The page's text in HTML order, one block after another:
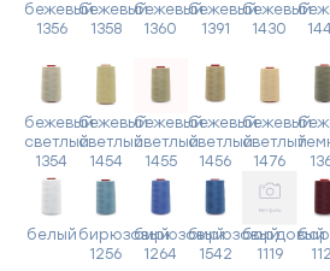
бежевый
1356
бежевый
1358
бежевый
1360
бежевый
1391
бежевый
1430
бежевый
светлый
1354
бежевый
светлый
1454
бежевый
светлый
1455
бежевый
светлый
1456
бежевый
светлый
1476
белый бирюзовый
1256
бирюзовый
1264
бирюзовый
1542
бордовый
1119